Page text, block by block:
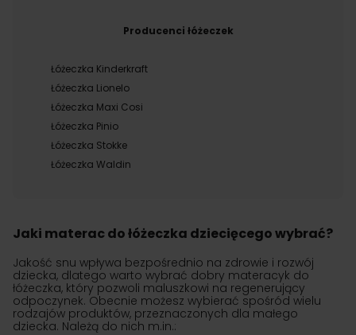
Producenci łóżeczek
Łóżeczka Kinderkraft
Łóżeczka Lionelo
Łóżeczka Maxi Cosi
Łóżeczka Pinio
Łóżeczka Stokke
Łóżeczka Waldin
Jaki materac do łóżeczka dziecięcego wybrać?
Jakość snu wpływa bezpośrednio na zdrowie i rozwój
dziecka, dlatego warto wybrać dobry materacyk do
łóżeczka, który pozwoli maluszkowi na regenerujący
odpoczynek. Obecnie możesz wybierać spośród wielu
rodzajów produktów, przeznaczonych dla małego
dziecka. Należą do nich m.in.: